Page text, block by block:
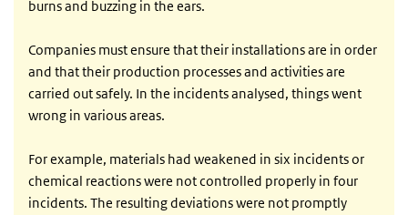
burns and buzzing in the ears.
Companies must ensure that their installations are in order
and that their production processes and activities are
carried out safely. In the incidents analysed, things went
wrong in various areas.
For example, materials had weakened in six incidents or
chemical reactions were not controlled properly in four
incidents. The resulting deviations were not promptly